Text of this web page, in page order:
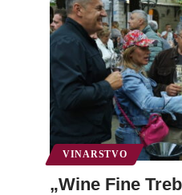
VINARSTVO
„Wine Fine